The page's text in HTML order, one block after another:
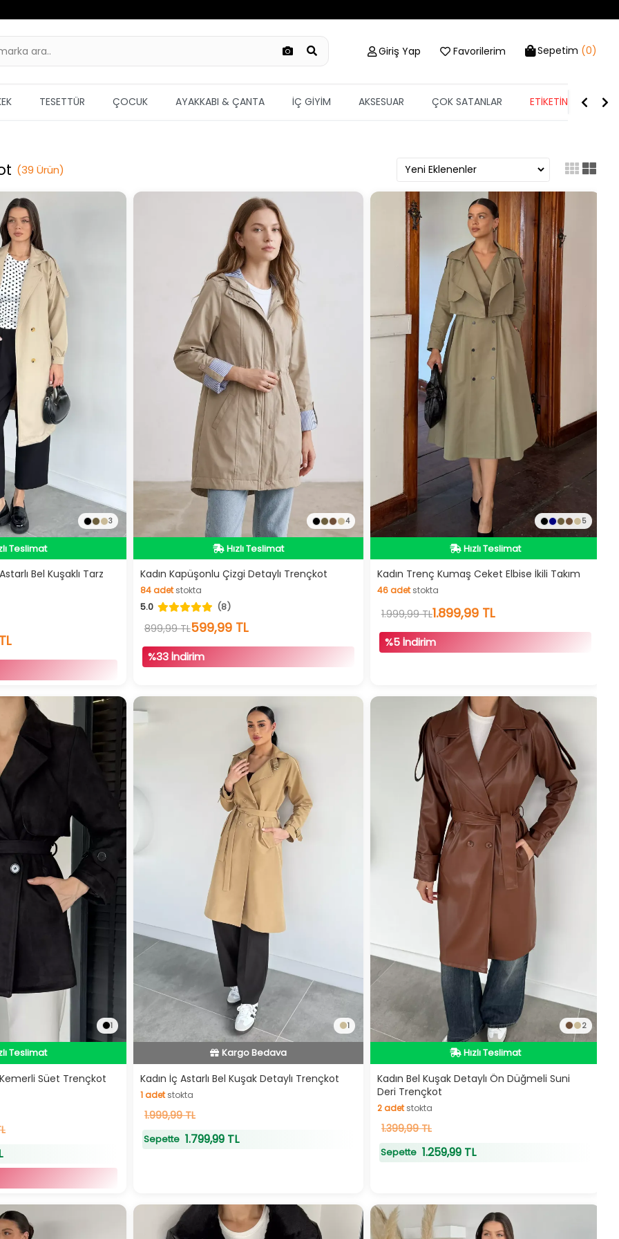
Giriş Yap Favorilerim Sepetim (0)
TESETTÜR ÇOCUK AYAKKABI & ÇANTA İÇ GİYİM AKSESUAR ÇOK SATANLAR ETİKETİN YARISI
(39 Ürün)
3
Ürün
Teslimat
Ürün
Ürün
Bel Kuşaklı Tarz
4
İndirimli Ürün
Hızlı Teslimat
Videolu Ürün
İndirimli Ürün
Kadın Kapüşonlu Çizgi Detaylı Trençkot
84adetstokta
84adetstokta
5.0 (8)
899,99 TL599,99 TL
%33 İndirim
5
İndirimli Ürün
Hızlı Teslimat
Kargo Bedava
Videolu Ürün
Kadın Trenç Kumaş Ceket Elbise İkili Takım
46adetstokta
46adetstokta
1.999,99 TL1.899,99 TL
%5 İndirim
1
Ürün
TeslimatSüet Trençkot
1
Hızlı Teslimat
Kargo Bedava
Kadın İç Astarlı Bel Kuşak Detaylı Trençkot
1adetstokta
adetstokta
1.999,99 TL
Sepette1.799,99 TL
2
Hızlı Teslimat
Hızlı Teslimat
Kadın Bel Kuşak Detaylı Ön Düğmeli Suni
Deri Trençkot
2adetstokta
2adetstokta
1.399,99 TL
Sepette1.259,99 TL